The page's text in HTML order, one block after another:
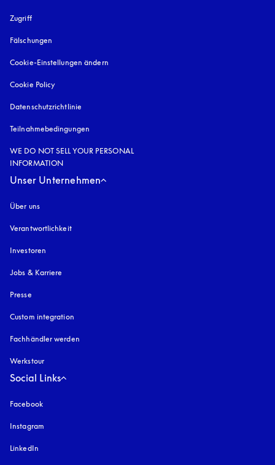
Zugrifföffnet sich in einem neuen Tab
Fälschungen
Cookie-Einstellungen ändern
Cookie Policy
Datenschutzrichtlinie
Teilnahmebedingungen
WE DO NOT SELL YOUR PERSONAL
INFORMATION
Unser Unternehmen
Über uns
Verantwortlichkeit
Investoren
Jobs & Karriere
Presse
Custom integration
Fachhändler werden
Werkstour
Social Links
Facebook
Instagram
LinkedIn